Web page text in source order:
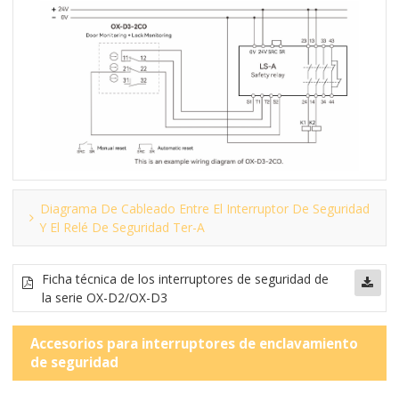
Diagrama De Cableado Entre El Interruptor De Seguridad
Y El Relé De Seguridad Ter-A
Ficha técnica de los interruptores de seguridad de
la serie OX-D2/OX-D3
Accesorios para interruptores de enclavamiento
de seguridad